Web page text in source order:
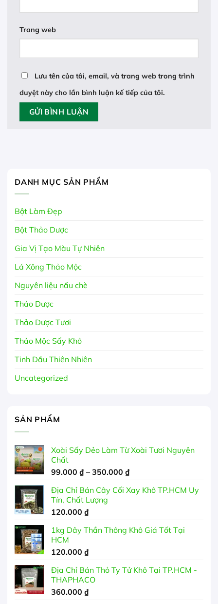
Trang web
Lưu tên của tôi, email, và trang web trong trình
duyệt này cho lần bình luận kế tiếp của tôi.
DANH MỤC SẢN PHẨM
Bột Làm Đẹp
Bột Thảo Dược
Gia Vị Tạo Màu Tự Nhiên
Lá Xông Thảo Mộc
Nguyên liệu nấu chè
Thảo Dược
Thảo Dược Tươi
Thảo Mộc Sấy Khô
Tinh Dầu Thiên Nhiên
Uncategorized
SẢN PHẨM
Xoài Sấy Dẻo Làm Từ Xoài Tươi Nguyên
Chất
99.000 ₫ – 350.000 ₫Khoảng
từ
Địa Chỉ Bán Cây Cối Xay Khô TP.HCM Uy
Tín, Chất Lượng
120.000 ₫
1kg Dây Thần Thông Khô Giá Tốt Tại
HCM
120.000 ₫
Địa Chỉ Bán Thỏ Ty Tử Khô Tại TP.HCM -
THAPHACO
360.000 ₫